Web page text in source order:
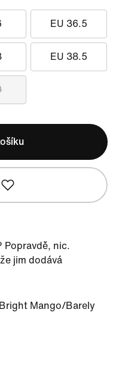
EU 36.5
EU 38.5
Popravdě, nic.
jim dodává
Mango/Barely